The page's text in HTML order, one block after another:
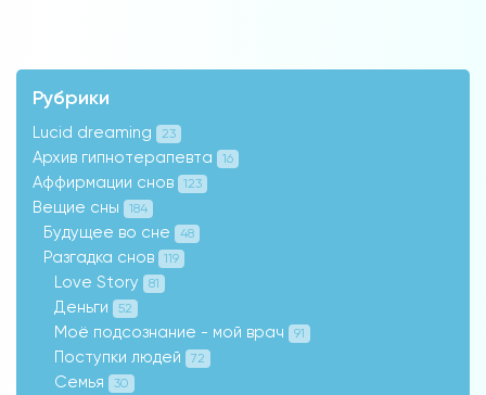
Рубрики
Lucid dreaming 23
Архив гипнотерапевта 16
Аффирмации снов 123
Вещие сны 184
Будущее во сне 48
Разгадка снов 119
Love Story 81
Деньги 52
Моё подсознание - мой врач 91
Поступки людей 72
Семья 30